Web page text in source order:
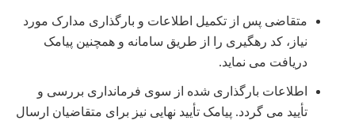
متقاضی پس از تکمیل اطلاعات و بارگذاری مدارک مورد
نیاز، کد رهگیری را از طریق سامانه و همچنین پیامک
دریافت می نماید.
اطلاعات بارگذاری شده از سوی فرمانداری بررسی و
تأیید می گردد. پیامک تأیید نهایی نیز برای متقاضیان ارسال